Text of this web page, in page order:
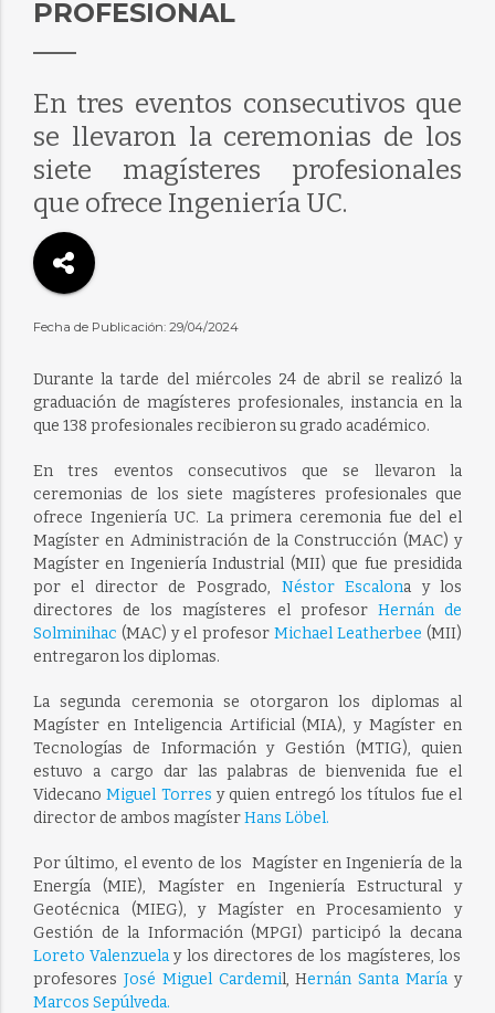
PROFESIONAL
En tres eventos consecutivos que
se llevaron la ceremonias de los
siete magísteres profesionales
que ofrece Ingeniería UC.
Fecha de Publicación: 29/04/2024
Durante la tarde del miércoles 24 de abril se realizó la
graduación de magísteres profesionales, instancia en la
que 138 profesionales recibieron su grado académico.
En tres eventos consecutivos que se llevaron la
ceremonias de los siete magísteres profesionales que
ofrece Ingeniería UC. La primera ceremonia fue del el
Magíster en Administración de la Construcción (MAC) y
Magíster en Ingeniería Industrial (MII) que fue presidida
por el director de Posgrado, Néstor Escalona y los
directores de los magísteres el profesor Hernán de
Solminihac (MAC) y el profesor Michael Leatherbee (MII)
entregaron los diplomas.
La segunda ceremonia se otorgaron los diplomas al
Magíster en Inteligencia Artificial (MIA), y Magíster en
Tecnologías de Información y Gestión (MTIG), quien
estuvo a cargo dar las palabras de bienvenida fue el
VidecanoMiguel Torres y quien entregó los títulos fue el
director de ambos magísterHans Löbel.
Por último, el evento de los Magíster en Ingeniería de la
Energía (MIE), Magíster en Ingeniería Estructural y
Geotécnica (MIEG), y Magíster en Procesamiento y
Gestión de la Información (MPGI) participó la decana
Loreto Valenzuela y los directores de los magísteres, los
profesores José Miguel Cardemil, Hernán Santa María y
Marcos Sepúlveda.